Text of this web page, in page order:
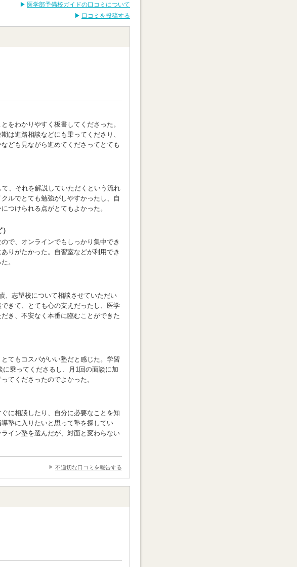
きっかけは何ですか？
献し続けるために医学を身に
とを決意しました。
ましたが、この1年で国公立医
の学習プランナーの方に相談
自分の学力と相性の良い島根大
？
の克服に時間がかかりまし
ンナーの方にフィードバックを
ドバイスをお願いします。
思います。信頼できる人にう
ち上がれるかだと思います。
医学部予備校ガイドの口コミについて
口コミを投稿する
をわかりやすく板書してくださった。
は進路相談などにも乗ってくださり、
ども見ながら進めてくださってとても
、それを解説していただくという流れ
ルでとても勉強がしやすかったし、自
つけられる点がとてもよかった。
で、オンラインでもしっかり集中でき
りがたかった。自習室などが利用でき
。
、志望校について相談させていただい
きて、とても心の支えだったし、医学
き、不安なく本番に臨むことができた
てもコスパがいい塾だと感じた。学習
乗ってくださるし、月1回の面談に加
てくださったのでよかった。
に相談したり、自分に必要なことを知
塾に入りたいと思って塾を探してい
イン塾を選んだが、対面と変わらない
不適切な口コミを報告する